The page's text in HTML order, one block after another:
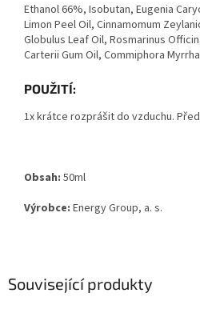
Související produkty
Ethanol 66%, Isobutan, Eugenia
Limon Peel Oil, Cinnamomum
Globulus Leaf Oil, Rosmarinus
Carterii Gum Oil, Commiphora
POUŽITÍ:
1x krátce rozprášit do vzduchu.
Obsah: 50ml
Výrobce: Energy Group, a. s.